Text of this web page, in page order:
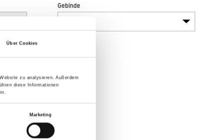
Über Cookies
zu analysieren. Außerdem
diese Informationen
Marketing
Gebinde